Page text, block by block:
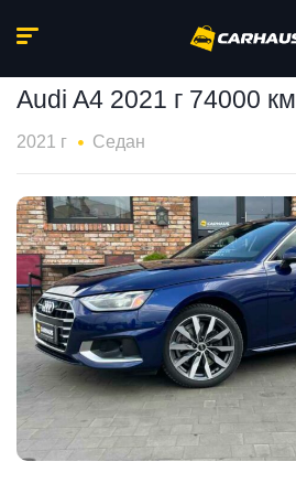
Audi A4 2021 г 74000 км
2021 г Седан